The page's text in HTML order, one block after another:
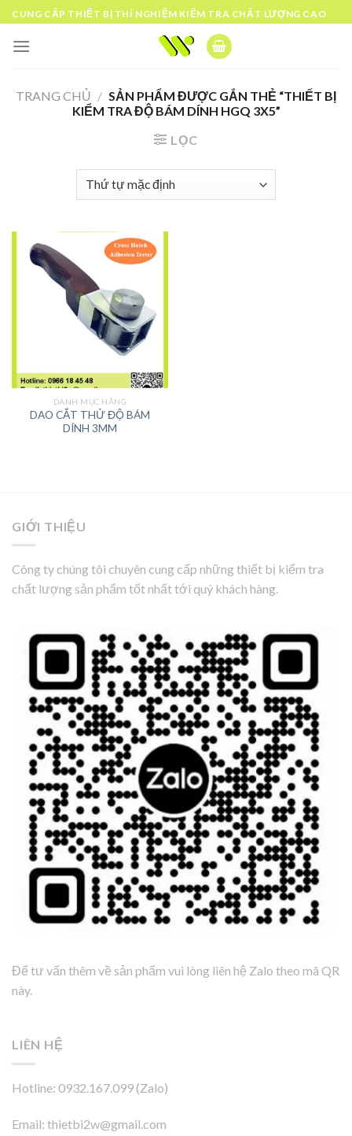
Skip
to
content
CUNG CẤP THIẾT BỊ THÍ NGHIỆM KIỂM TRA CHẤT LƯỢNG CAO
TRANG CHỦ / SẢN PHẨM ĐƯỢC GẮN THẺ “THIẾT BỊ
KIỂM TRA ĐỘ BÁM DÍNH HGQ 3X5”
LỌC
DANH MỤC HÃNG
DAO CẮT THỬ ĐỘ BÁM
DÍNH 3MM
GIỚI THIỆU
Công ty chúng tôi chuyên cung cấp những thiết bị kiểm tra
chất lượng sản phẩm tốt nhất tới quý khách hàng.
Để tư vấn thêm về sản phẩm vui lòng liên hệ Zalo theo mã QR
này.
LIÊN HỆ
Hotline: 0932.167.099 (Zalo)
Email: thietbi2w@gmail.com